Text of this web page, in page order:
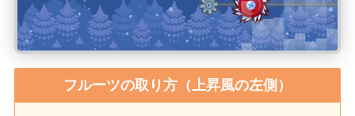
フルーツの取り方（上昇風の左側）